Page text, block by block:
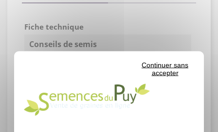
Continuer sans
accepter
Fiche technique
Conseils de semis
Immersion des graines dans une eau à
50°C et laisser refroidir à température
ambiante. Trempage 24h. Semis à 8°C nuit
/ 25°C jour ou tôt au printemps, sur
mélange sable/tourbe stérilisé ou en sol
bien drainé. Attention : éviter l'excès